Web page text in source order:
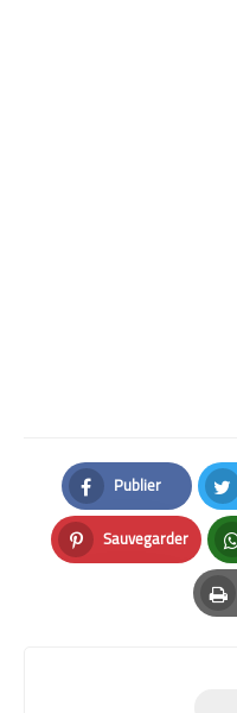
Publier
Facebook
Sauvegarder
Pinterest